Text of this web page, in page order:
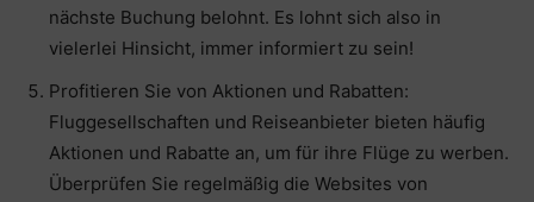
nächste Buchung belohnt. Es lohnt sich also in
vielerlei Hinsicht, immer informiert zu sein!
Profitieren Sie von Aktionen und Rabatten:
Fluggesellschaften und Reiseanbieter bieten häufig
Aktionen und Rabatte an, um für ihre Flüge zu werben.
Überprüfen Sie regelmäßig die Websites von